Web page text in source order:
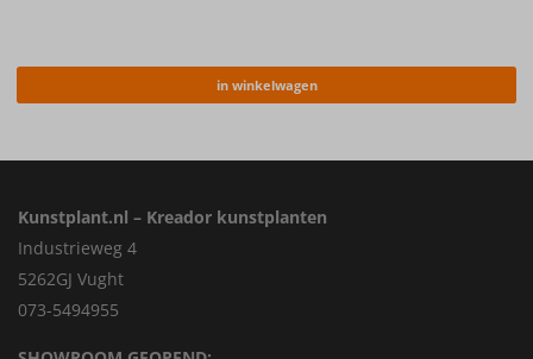
in winkelwagen
Kunstplant.nl – Kreador kunstplanten
Industrieweg 4
5262GJ Vught
073-5494955